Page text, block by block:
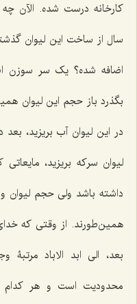
کارخانه درست شده. الآن
سال از ساخت این لیوان
اضافه شده؟ یک سر سوزن
بگذرد باز حجم این لیوان
در این لیوان آب بریزید،
لیوان سرکه بریزید،
داشته باشد ولی حجم
همین‌طورند. از وقتی که خدای
بعد، الی ابد الاباد
محدودیت است و هر کدام